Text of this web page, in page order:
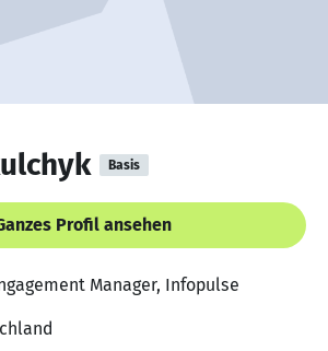
Basis
Profil ansehen
Manager, Infopulse